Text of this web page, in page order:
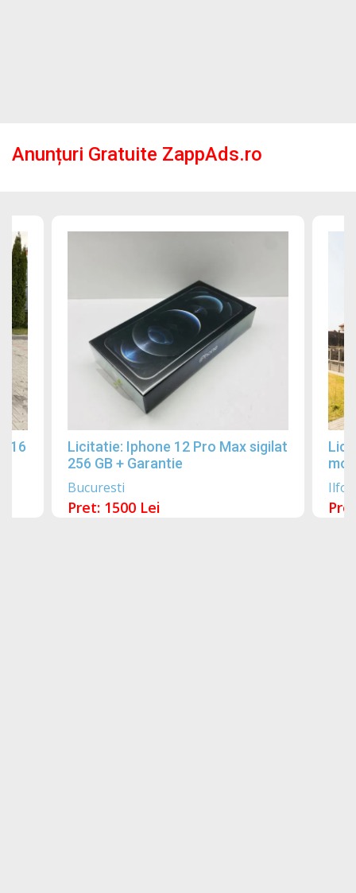
Anunțuri Gratuite ZappAds.ro
Licitatie: Iphone 12 Pro Max sigilat
256 GB + Garantie
Bucuresti
Pret: 1500 Lei
Ilfov